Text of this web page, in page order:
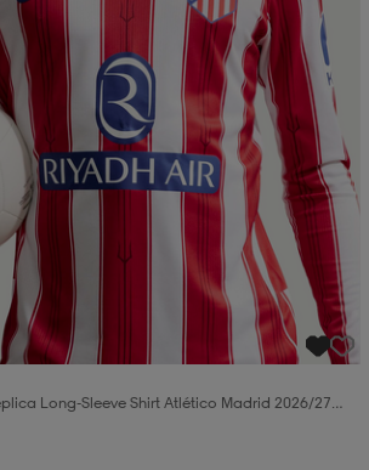
Long-Sleeve Shirt Atlético Madrid 2026/27